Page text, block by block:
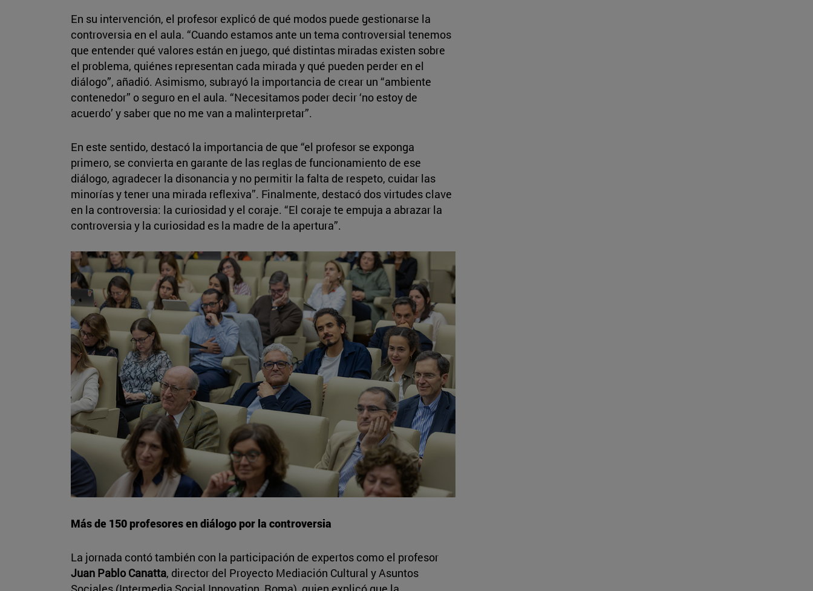
En su intervención, el profesor explicó de qué modos puede gestionarse la
controversia en el aula. “Cuando estamos ante un tema controversial tenemos
que entender qué valores están en juego, qué distintas miradas existen sobre
el problema, quiénes representan cada mirada y qué pueden perder en el
diálogo”, añadió. Asimismo, subrayó la importancia de crear un “ambiente
contenedor” o seguro en el aula. “Necesitamos poder decir ‘no estoy de
acuerdo’ y saber que no me van a malinterpretar”.
En este sentido, destacó la importancia de que “el profesor se exponga
primero, se convierta en garante de las reglas de funcionamiento de ese
diálogo, agradecer la disonancia y no permitir la falta de respeto, cuidar las
minorías y tener una mirada reflexiva”. Finalmente, destacó dos virtudes clave
en la controversia: la curiosidad y el coraje. “El coraje te empuja a abrazar la
controversia y la curiosidad es la madre de la apertura”.
Más de 150 profesores en diálogo por la controversia
La jornada contó también con la participación de expertos como el profesor
Juan Pablo Canatta, director del Proyecto Mediación Cultural y Asuntos